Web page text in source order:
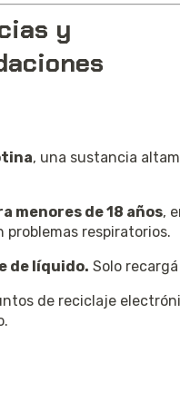
y
, una sustancia
menores de 18 años,
problemas respiratorios.
de líquido. Solo
de reciclaje